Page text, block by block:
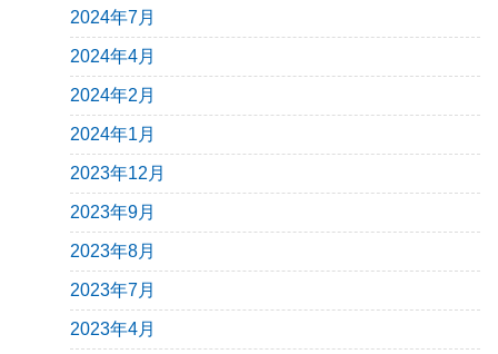
2024年7月
2024年4月
2024年2月
2024年1月
2023年12月
2023年9月
2023年8月
2023年7月
2023年4月